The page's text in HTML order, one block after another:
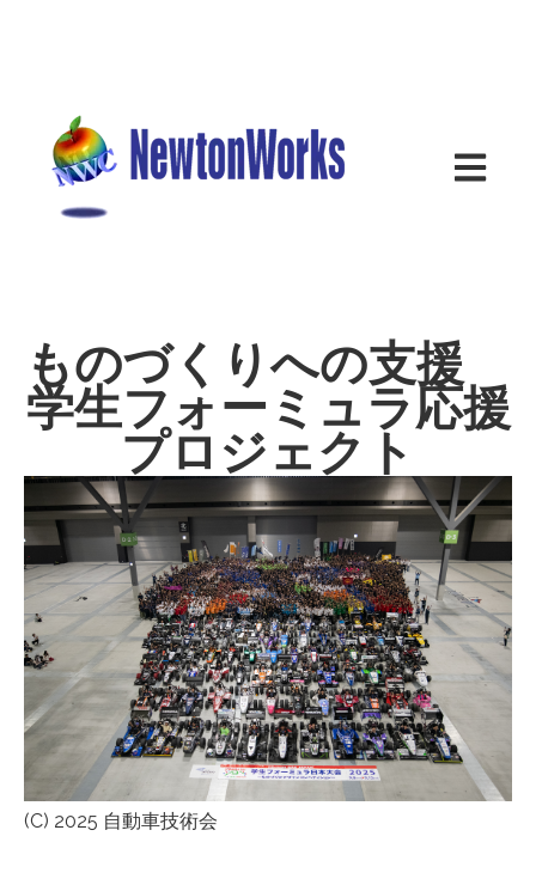
メインナ
ものづくりへの支援
学生フォーミュラ応援
プロジェクト
(C) 2025 自動車技術会